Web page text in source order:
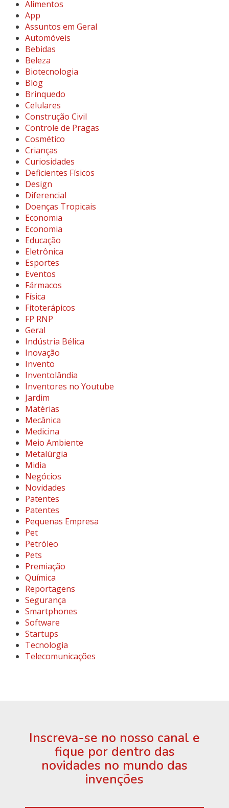
Alimentos
App
Assuntos em Geral
Automóveis
Bebidas
Beleza
Biotecnologia
Blog
Brinquedo
Celulares
Construção Civil
Controle de Pragas
Cosmético
Crianças
Curiosidades
Deficientes Físicos
Design
Diferencial
Doenças Tropicais
Economia
Economia
Educação
Eletrônica
Esportes
Eventos
Fármacos
Física
Fitoterápicos
FP RNP
Geral
Indústria Bélica
Inovação
Invento
Inventolândia
Inventores no Youtube
Jardim
Matérias
Mecânica
Medicina
Meio Ambiente
Metalúrgia
Midia
Negócios
Novidades
Patentes
Patentes
Pequenas Empresa
Pet
Petróleo
Pets
Premiação
Química
Reportagens
Segurança
Smartphones
Software
Startups
Tecnologia
Telecomunicações
Inscreva-se no nosso canal e
fique por dentro das
novidades no mundo das
invenções